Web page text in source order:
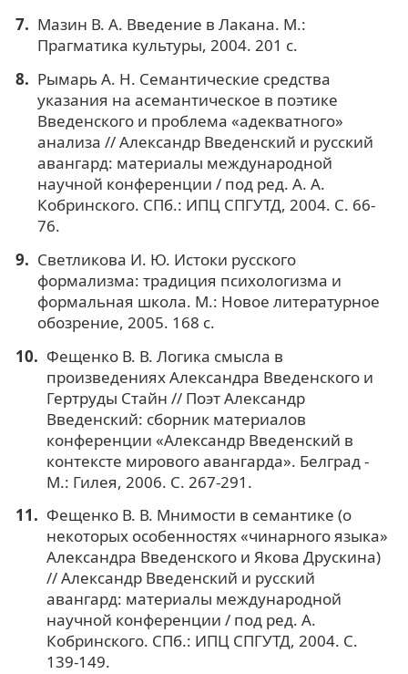
Мазин В. А. Введение в Лакана. М.:
Прагматика культуры, 2004. 201 с.
Рымарь А. Н. Семантические средства
указания на асемантическое в поэтике
Введенского и проблема «адекватного»
анализа // Александр Введенский и русский
авангард: материалы международной
научной конференции / под ред. А. А.
Кобринского. СПб.: ИПЦ СПГУТД, 2004. С. 66-
76.
Светликова И. Ю. Истоки русского
формализма: традиция психологизма и
формальная школа. М.: Новое литературное
обозрение, 2005. 168 с.
Фещенко В. В. Логика смысла в
произведениях Александра Введенского и
Гертруды Стайн // Поэт Александр
Введенский: сборник материалов
конференции «Александр Введенский в
контексте мирового авангарда». Белград -
М.: Гилея, 2006. С. 267-291.
Фещенко В. В. Мнимости в семантике (о
некоторых особенностях «чинарного языка»
Александра Введенского и Якова Друскина)
// Александр Введенский и русский
авангард: материалы международной
научной конференции / под ред. А.
Кобринского. СПб.: ИПЦ СПГУТД, 2004. С.
139-149.